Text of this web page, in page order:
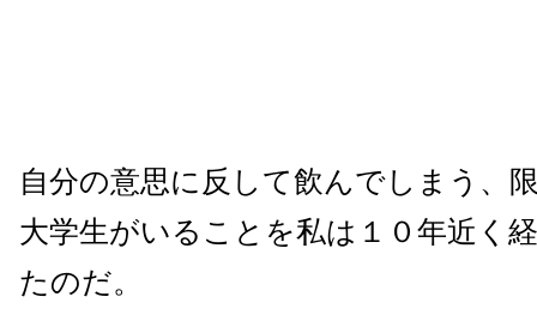
自分の意思に反して飲んでしまう、
大学生がいることを私は１０年近く
たのだ。